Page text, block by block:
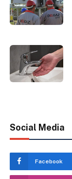
Social Media
Facebook